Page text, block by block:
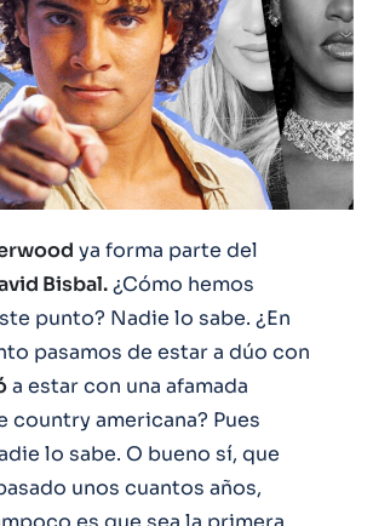
ya forma parte del
Bisbal.¿Cómo hemos
punto? Nadie lo sabe. ¿En
pasamos de estar a dúo con
a estar con una afamada
country americana? Pues
lo sabe. O bueno sí, que
unos cuantos años,